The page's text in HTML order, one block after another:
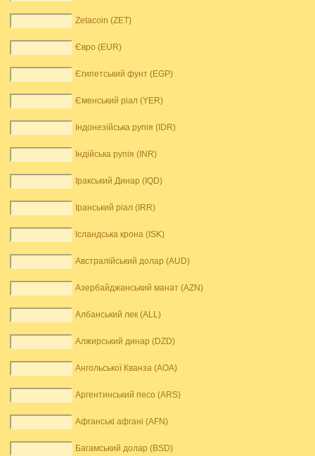
Zetacoin (ZET)
Євро (EUR)
Єгипетський фунт (EGP)
Єменський ріал (YER)
Індонезійська рупія (IDR)
Індійська рупія (INR)
Іракський Динар (IQD)
Іранський ріал (IRR)
Ісландська крона (ISK)
Австралійський долар (AUD)
Азербайджанський манат (AZN)
Албанський лек (ALL)
Алжирський динар (DZD)
Ангольської Кванза (AOA)
Аргентинський песо (ARS)
Афганські афгані (AFN)
Багамський долар (BSD)